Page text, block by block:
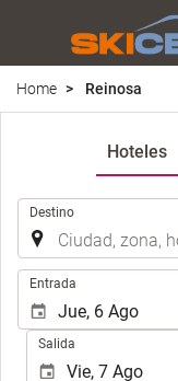
Home Reinosa
Hoteles
Introduzca
lugar
de
destino
en
que
Destino
Introduzca
las
fechas
inicio
Entrada
Salida